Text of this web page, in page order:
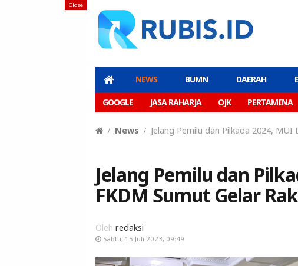
NEWS BUMN DAERAH
GOOGLE JASA RAHARJA OJK PERTAMINA
Close
News Jelang Pemilu dan Pilkada 2024,
Jelang Pemilu dan
FKDM Sumut Gelar
Oleh redaksi
Sabtu, 15 Juli 2023, 09:49